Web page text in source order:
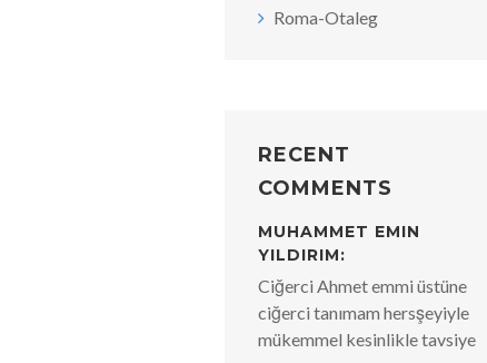
Roma-Otaleg
RECENT
COMMENTS
MUHAMMET EMIN
YILDIRIM:
Ciğerci Ahmet emmi üstüne
ciğerci tanımam hersşeyiyle
mükemmel kesinlikle tavsiye